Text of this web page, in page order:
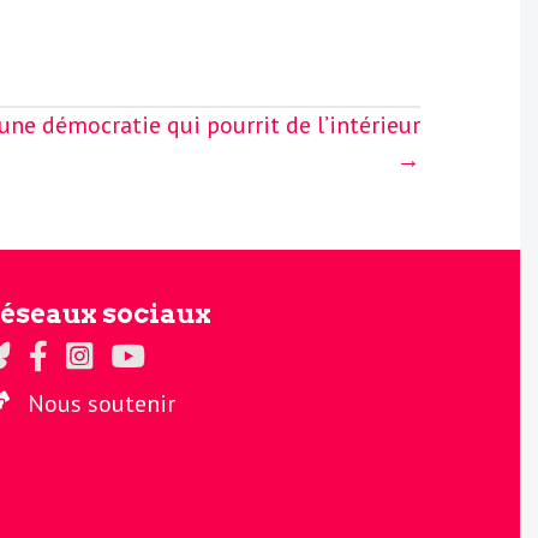
démocratie qui pourrit de l’intérieur
→
sociaux
sur Twitter
Regards sur Facebook
Regards sur Instagram
La chaine Regards sur Youtube
Nous soutenir